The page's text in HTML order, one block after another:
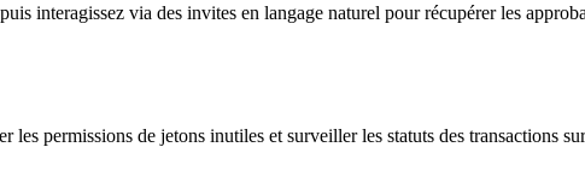
interagissez via des invites en langage naturel pour récupérer les
permissions de jetons inutiles et surveiller les statuts des transactions